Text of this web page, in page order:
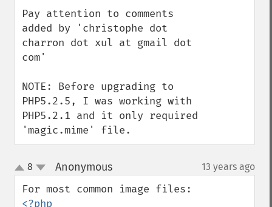
Pay attention to comments
added by 'christophe dot
charron dot xul at gmail dot
com'
NOTE: Before upgrading to
PHP5.2.5, I was working with
PHP5.2.1 and it only required
'magic.mime' file.
up
down
8 Anonymous¶ 13 years ago